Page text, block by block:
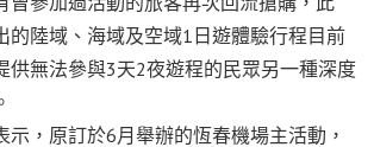
的陸域、海域及空域1日遊體驗行程目前
供無法參與3天2夜遊程的民眾另一種深度
，原訂於6月舉辦的恆春機場主活動，